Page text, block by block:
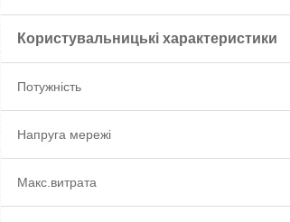
Користувальницькі характеристики
Потужність
Напруга мережі
Макс.витрата